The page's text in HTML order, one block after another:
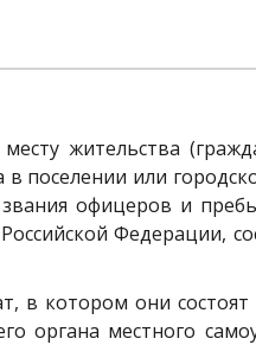
жительства
поселении или
офицеров и
Федерации,
в котором они
органа местного